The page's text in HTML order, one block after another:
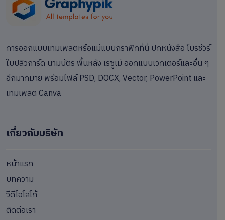
การออกแบบเทมเพลตหรือแม่แบบกราฟิกที่นี่ ปกหนังสือ โบรชัวร์
ใบปลิวการ์ด นามบัตร พื้นหลัง เรซูเม่ ออกแบบเวกเตอร์และอื่น ๆ
อีกมากมาย พร้อมไฟล์ PSD, DOCX, Vector, PowerPoint และ
เทมเพลต Canva
เกี่ยวกับบริษัท
หน้าแรก
บทความ
วีดีโอโลโก้
ติดต่อเรา